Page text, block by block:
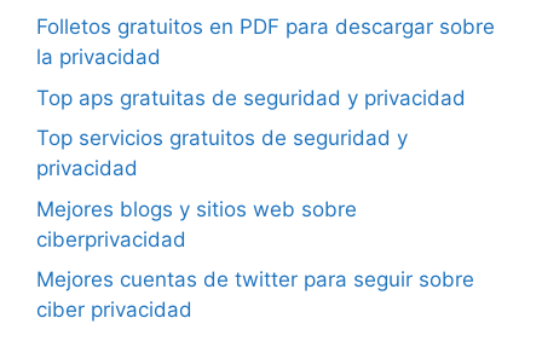
Folletos gratuitos en PDF para descargar sobre
la privacidad
Top aps gratuitas de seguridad y privacidad
Top servicios gratuitos de seguridad y
privacidad
Mejores blogs y sitios web sobre
ciberprivacidad
Mejores cuentas de twitter para seguir sobre
ciber privacidad